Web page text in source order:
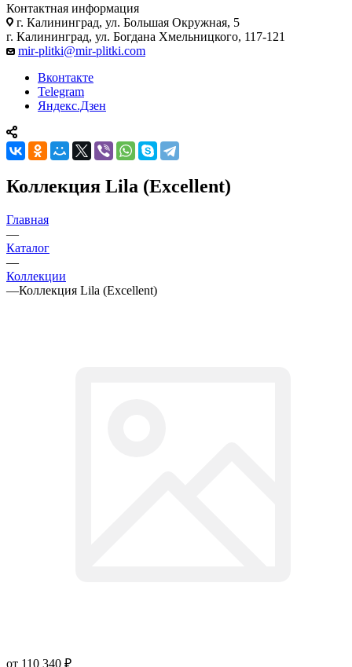
Контактная информация
г. Калининград, ул. Большая Окружная, 5
г. Калининград, ул. Богдана Хмельницкого, 117-121
mir-plitki@mir-plitki.com
Вконтакте
Telegram
Яндекс.Дзен
Коллекция Lila (Excellent)
Главная
—
Каталог
—
Коллекции
—Коллекция Lila (Excellent)
от 110 340 ₽